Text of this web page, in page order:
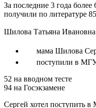
За последние 3 года
получили по литературе
Шилова Татьяна Ивановна
мама Шилова
поступили в
52 на вводном тесте
94 на Госэкзамене
Сергей хотел поступить